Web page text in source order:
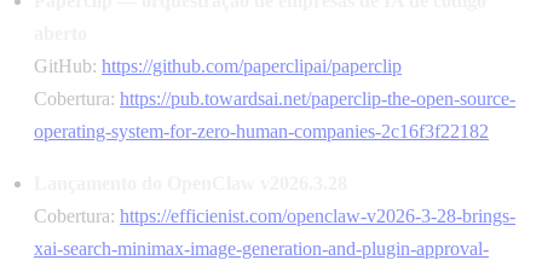
GitHub: https://github.com/paperclipai/paperclip
Cobertura: https://pub.towardsai.net/paperclip-the-open-source-
operating-system-for-zero-human-companies-2c16f3f22182
Cobertura: https://efficienist.com/openclaw-v2026-3-28-brings-
xai-search-minimax-image-generation-and-plugin-approval-